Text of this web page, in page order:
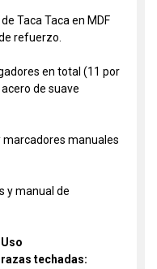
Taca Taca en MDF
refuerzo.
en total (11 por
de suave
marcadores manuales
y manual de
techadas: